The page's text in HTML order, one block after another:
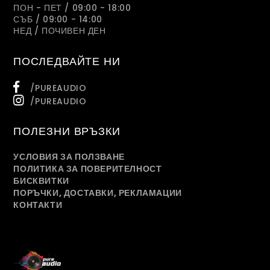
ПОН - ПЕТ / 09:00 - 18:00
СЪБ / 09:00 - 14:00
НЕД / ПОЧИВЕН ДЕН
ПОСЛЕДВАЙТЕ НИ
/PUREAUDIO
/PUREAUDIO
ПОЛЕЗНИ ВРЪЗКИ
УСЛОВИЯ ЗА ПОЛЗВАНЕ
ПОЛИТИКА ЗА ПОВЕРИТЕЛНОСТ
БИСКВИТКИ
ПОРЪЧКИ, ДОСТАВКИ, РЕКЛАМАЦИИ
КОНТАКТИ